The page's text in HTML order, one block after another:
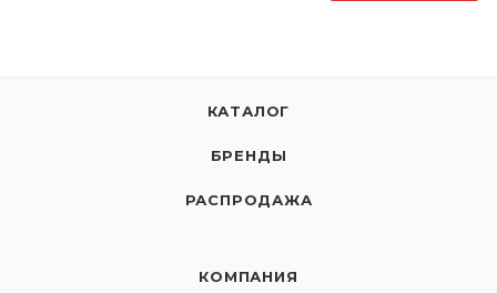
КАТАЛОГ
БРЕНДЫ
РАСПРОДАЖА
КОМПАНИЯ